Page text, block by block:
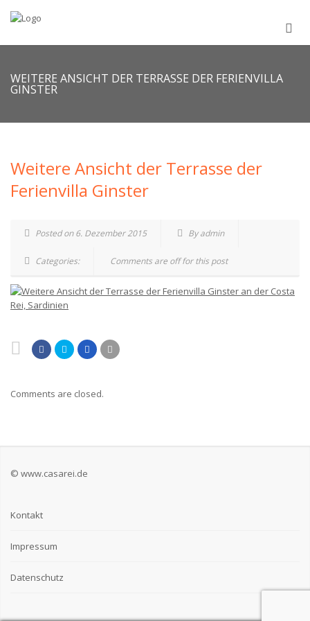
WEITERE ANSICHT DER TERRASSE DER FERIENVILLA
GINSTER
Weitere Ansicht der Terrasse der
Ferienvilla Ginster
Posted on 6. Dezember 2015 By admin
Categories: Comments are off for this post
Comments are closed.
© www.casarei.de
Kontakt
Impressum
Datenschutz